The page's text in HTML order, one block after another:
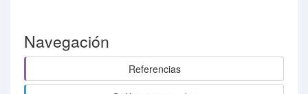
Navegación
Referencias